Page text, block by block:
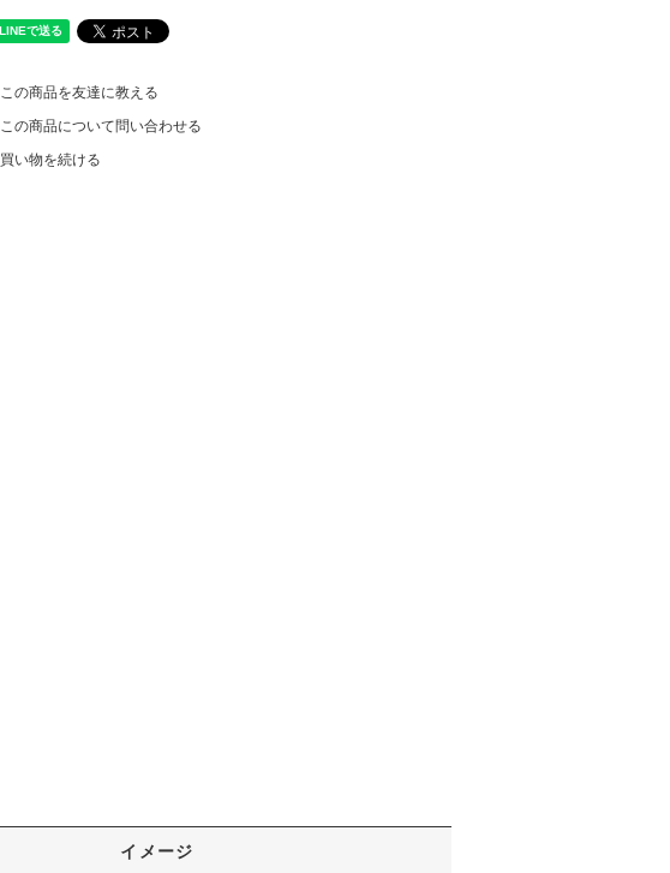
この商品を友達に教える
この商品について問い合わせる
買い物を続ける
イメージ